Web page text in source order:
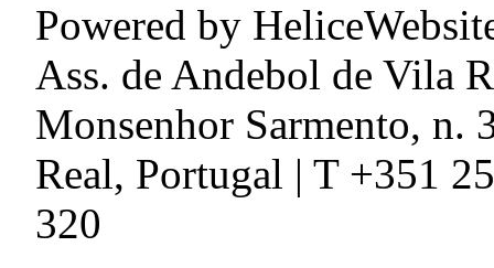
Powered by
Ass. de Andebol de Vila
Monsenhor Sarmento, n.
Real, Portugal | T +351
320